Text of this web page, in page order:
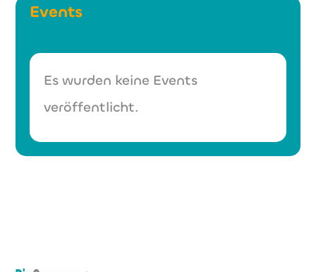
Events
Es wurden keine Events
veröffentlicht.